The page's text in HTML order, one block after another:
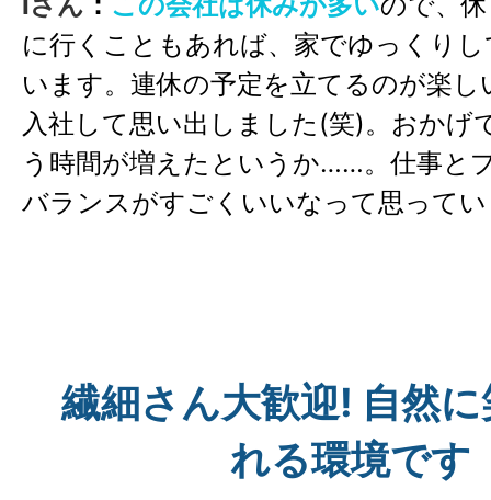
社に行くこともないな、って(笑)。
に行くこともあれば、家でゆっくり
います。連休の予定を立てるのが楽
入社して思い出しました(笑)。おかげ
う時間が増えたというか……。仕事と
バランスがすごくいいなって思って
分の時間を思いっきりエンジョイで
い。平日の午前中に人気のケーキ屋
平日休みのお姉さん家族と遊んだり
繊細さん大歓迎! 自然
れる環境です